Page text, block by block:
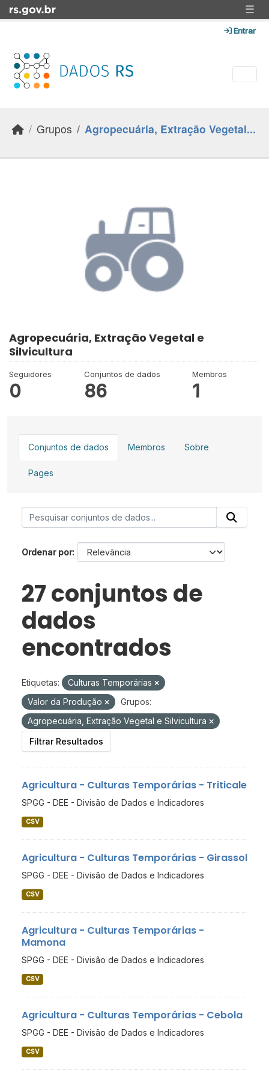
Skip to main content ☰
Entrar
Grupos Agropecuária, Extração Vegetal...
Agropecuária, Extração Vegetal e
Silvicultura
Seguidores
0
Conjuntos de dados
86
Membros
1
Conjuntos de dados Membros Sobre
Pages
Ordenar por
27 conjuntos de
dados
encontrados
Etiquetas:
Culturas Temporárias
Valor da Produção
Grupos:
Agropecuária, Extração Vegetal e Silvicultura
Filtrar Resultados
Agricultura - Culturas Temporárias - Triticale
SPGG - DEE - Divisão de Dados e Indicadores
CSV
Agricultura - Culturas Temporárias - Girassol
SPGG - DEE - Divisão de Dados e Indicadores
CSV
Agricultura - Culturas Temporárias -
Mamona
SPGG - DEE - Divisão de Dados e Indicadores
CSV
Agricultura - Culturas Temporárias - Cebola
SPGG - DEE - Divisão de Dados e Indicadores
CSV